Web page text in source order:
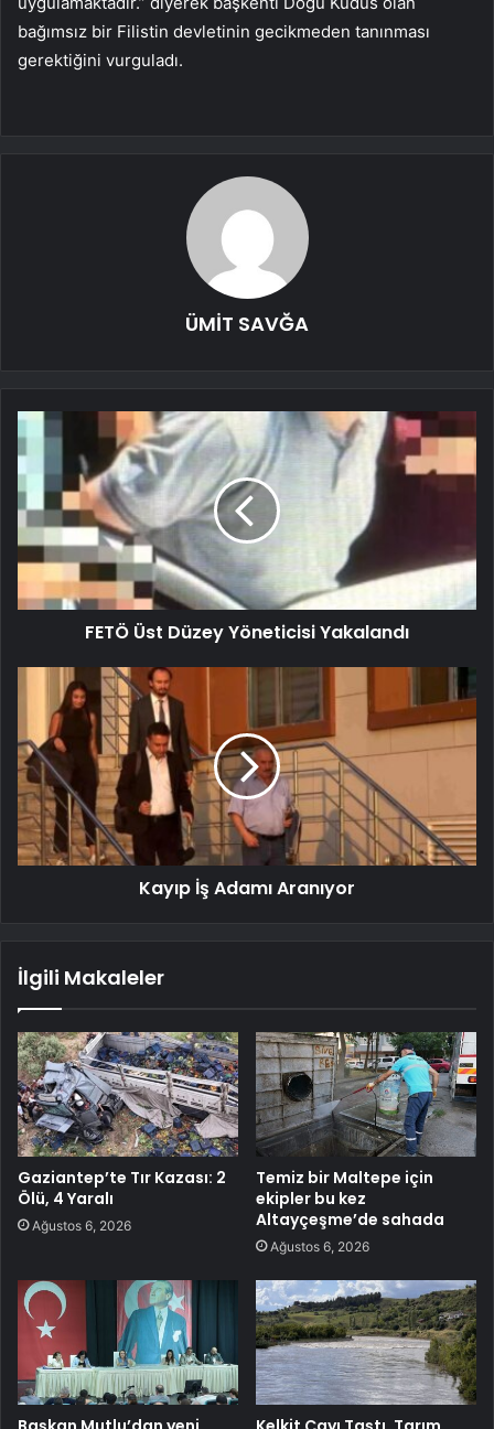
bağımsız bir Filistin devletinin gecikmeden tanınması
gerektiğini vurguladı.
ÜMİT SAVĞA
FETÖ Üst Düzey Yöneticisi Yakalandı
Kayıp İş Adamı Aranıyor
İlgili Makaleler
Gaziantep’te Tır Kazası: 2
Ölü, 4 Yaralı
Ağustos 6, 2026
Temiz bir Maltepe için
ekipler bu kez
Altayçeşme’de sahada
Ağustos 6, 2026